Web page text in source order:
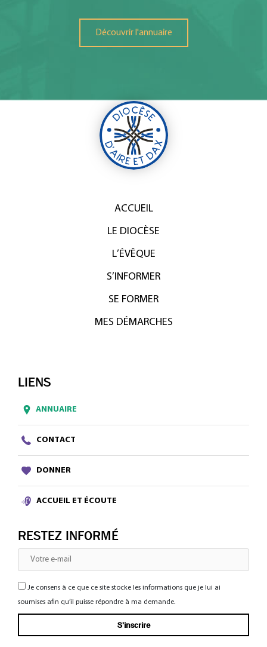
Découvrir l'annuaire
ACCUEIL
LE DIOCÈSE
L’ÉVÊQUE
S’INFORMER
SE FORMER
MES DÉMARCHES
LIENS
ANNUAIRE
CONTACT
DONNER
ACCUEIL ET ÉCOUTE
RESTEZ INFORMÉ
Je consens à ce que ce site stocke les informations que je lui ai
soumises afin qu’il puisse répondre à ma demande.